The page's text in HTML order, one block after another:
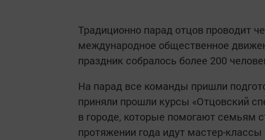
Традиционно парад отцов проводит
международное общественное
праздник собралось более 200
На парад все команды пришли
приняли прошли курсы «Отцовский
в городе, которые помогают семьям
протяжении года идут мастер-классы